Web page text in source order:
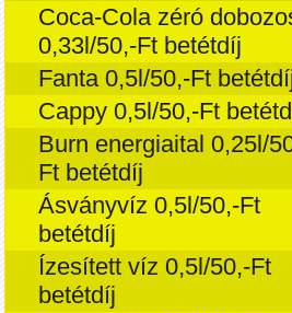
Coca-Cola zéró
0,33l/50,-Ft betétdíj
Fanta 0,5l/50,-Ft
Cappy 0,5l/50,-Ft
Burn energiaital 0,25l/
Ft betétdíj
Ásványvíz 0,5l/50,-Ft
betétdíj
Ízesített víz 0,5l/50,-Ft
betétdíj